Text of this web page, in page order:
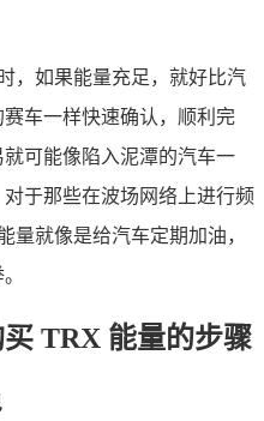
，如果能量充足，就好比汽
车一样快速确认，顺利完
可能像陷入泥潭的汽车一
于那些在波场网络上进行频
量就像是给汽车定期加油，
TRX 能量的步骤